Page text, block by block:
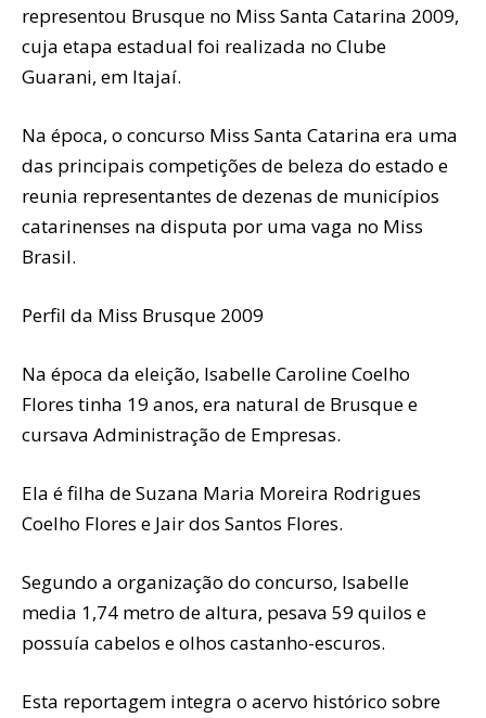
representou Brusque no Miss Santa Catarina 2009,
cuja etapa estadual foi realizada no Clube
Guarani, em Itajaí.
Na época, o concurso Miss Santa Catarina era uma
das principais competições de beleza do estado e
reunia representantes de dezenas de municípios
catarinenses na disputa por uma vaga no Miss
Brasil.
Perfil da Miss Brusque 2009
Na época da eleição, Isabelle Caroline Coelho
Flores tinha 19 anos, era natural de Brusque e
cursava Administração de Empresas.
Ela é filha de Suzana Maria Moreira Rodrigues
Coelho Flores e Jair dos Santos Flores.
Segundo a organização do concurso, Isabelle
media 1,74 metro de altura, pesava 59 quilos e
possuía cabelos e olhos castanho-escuros.
Esta reportagem integra o acervo histórico sobre